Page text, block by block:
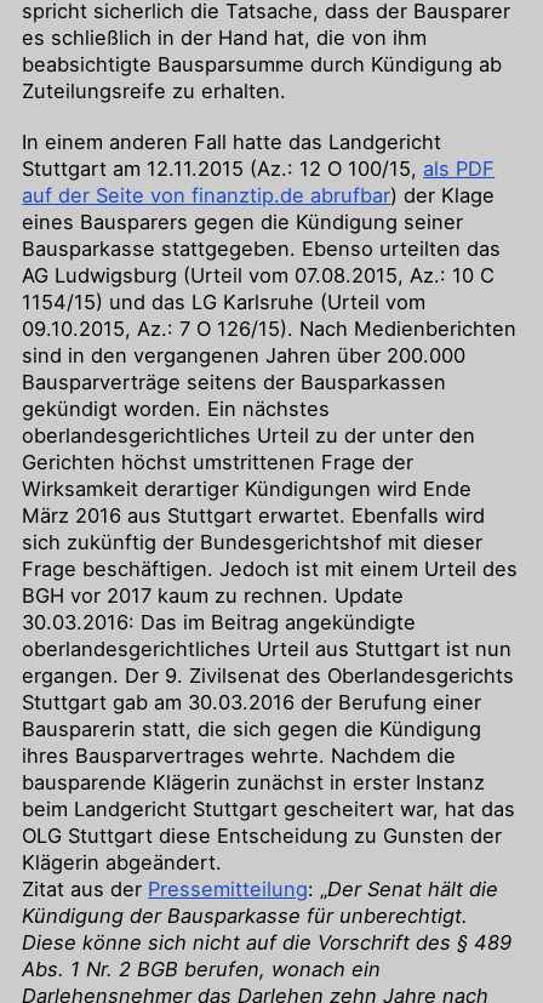
spricht sicherlich die Tatsache, dass der Bausparer
es schließlich in der Hand hat, die von ihm
beabsichtigte Bausparsumme durch Kündigung ab
Zuteilungsreife zu erhalten.
In einem anderen Fall hatte das Landgericht
Stuttgart am 12.11.2015 (Az.: 12 O 100/15, als PDF
auf der Seite von finanztip.de abrufbar) der Klage
eines Bausparers gegen die Kündigung seiner
Bausparkasse stattgegeben. Ebenso urteilten das
AG Ludwigsburg (Urteil vom 07.08.2015, Az.: 10 C
1154/15) und das LG Karlsruhe (Urteil vom
09.10.2015, Az.: 7 O 126/15). Nach Medienberichten
sind in den vergangenen Jahren über 200.000
Bausparverträge seitens der Bausparkassen
gekündigt worden. Ein nächstes
oberlandesgerichtliches Urteil zu der unter den
Gerichten höchst umstrittenen Frage der
Wirksamkeit derartiger Kündigungen wird Ende
März 2016 aus Stuttgart erwartet. Ebenfalls wird
sich zukünftig der Bundesgerichtshof mit dieser
Frage beschäftigen. Jedoch ist mit einem Urteil des
BGH vor 2017 kaum zu rechnen. Update
30.03.2016: Das im Beitrag angekündigte
oberlandesgerichtliches Urteil aus Stuttgart ist nun
ergangen. Der 9. Zivilsenat des Oberlandesgerichts
Stuttgart gab am 30.03.2016 der Berufung einer
Bausparerin statt, die sich gegen die Kündigung
ihres Bausparvertrages wehrte. Nachdem die
bausparende Klägerin zunächst in erster Instanz
beim Landgericht Stuttgart gescheitert war, hat das
OLG Stuttgart diese Entscheidung zu Gunsten der
Klägerin abgeändert.
Zitat aus der Pressemitteilung: „Der Senat hält die
Kündigung der Bausparkasse für unberechtigt.
Diese könne sich nicht auf die Vorschrift des § 489
Abs. 1 Nr. 2 BGB berufen, wonach ein
Darlehensnehmer das Darlehen zehn Jahre nach